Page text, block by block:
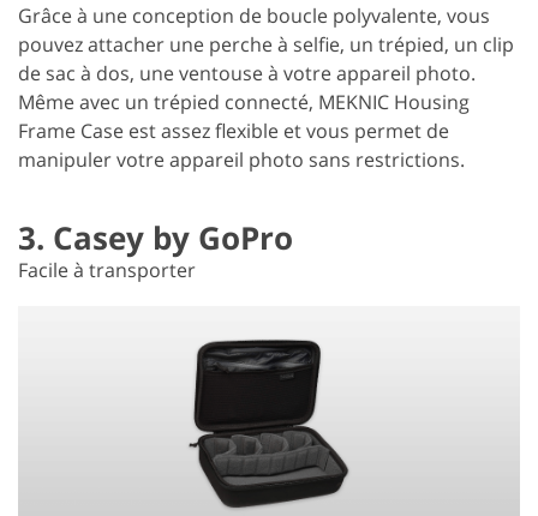
Grâce à une conception de boucle polyvalente, vous
pouvez attacher une perche à selfie, un trépied, un clip
de sac à dos, une ventouse à votre appareil photo.
Même avec un trépied connecté, MEKNIC Housing
Frame Case est assez flexible et vous permet de
manipuler votre appareil photo sans restrictions.
3. Casey by GoPro
Facile à transporter